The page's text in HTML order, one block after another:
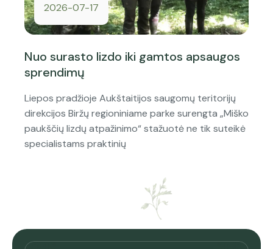
2026-07-17
Nuo surasto lizdo iki gamtos apsaugos
sprendimų
Liepos pradžioje Aukštaitijos saugomų teritorijų
direkcijos Biržų regioniniame parke surengta „Miško
paukščių lizdų atpažinimo“ stažuotė ne tik suteikė
specialistams praktinių